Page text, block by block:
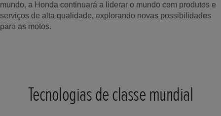
mundo, a Honda continuará a liderar o mundo com produtos e
serviços de alta qualidade, explorando novas possibilidades
para as motos.
Tecnologias de classe mundial